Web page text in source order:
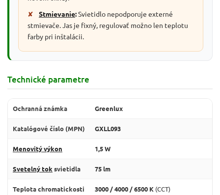
✘
Stmievanie:Svietidlo nepodporuje externé
stmievače. Jas je fixný, regulovať možno len teplotu
farby pri inštalácii.
Technické parametre
Ochranná známka Greenlux
Katalógové číslo (MPN) GXLL093
Menovitý výkon 1,5 W
Svetelný tok svietidla 75 lm
Teplota chromatickosti 3000 / 4000 / 6500 K (CCT)